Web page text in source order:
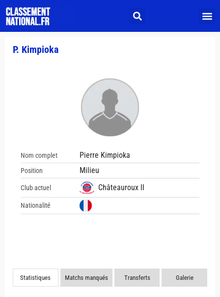
P. Kimpioka
Nom complet Pierre Kimpioka
Position Milieu
Club actuel Châteauroux II
Nationalité
Statistiques Matchs manqués Transferts Galerie